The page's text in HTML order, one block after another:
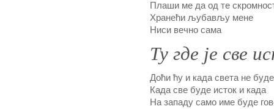
Плаши ме да од те
Хранећи љубављу мене
Ниси вечно сама
Ту где је све
Доћи ћу и када света не буде
Када све буде исток и када
На западу само име буде